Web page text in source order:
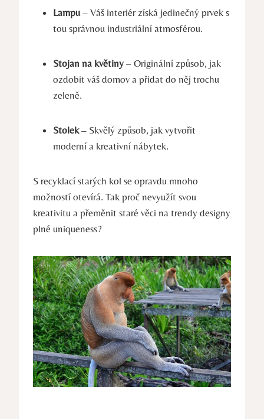
Lampu – Váš interiér získá jedinečný prvek s
tou správnou industriální atmosférou.
Stojan na květiny – Originální způsob, jak
ozdobit váš domov a přidat do něj trochu
zeleně.
Stolek– Skvělý způsob, jak vytvořit
moderní a kreativní nábytek.
S recyklací starých kol se opravdu mnoho
možností otevírá. Tak proč nevyužít svou
kreativitu a přeměnit staré věci na trendy designy
plné uniqueness?